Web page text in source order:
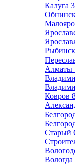
Калуга
Рыбинск
Алматы
Ковров
Старый
Вологда